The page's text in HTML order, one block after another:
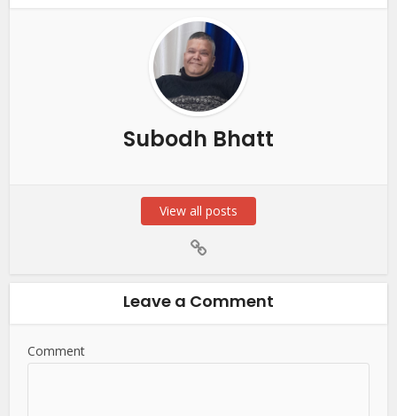
Subodh Bhatt
View all posts
Leave a Comment
Comment